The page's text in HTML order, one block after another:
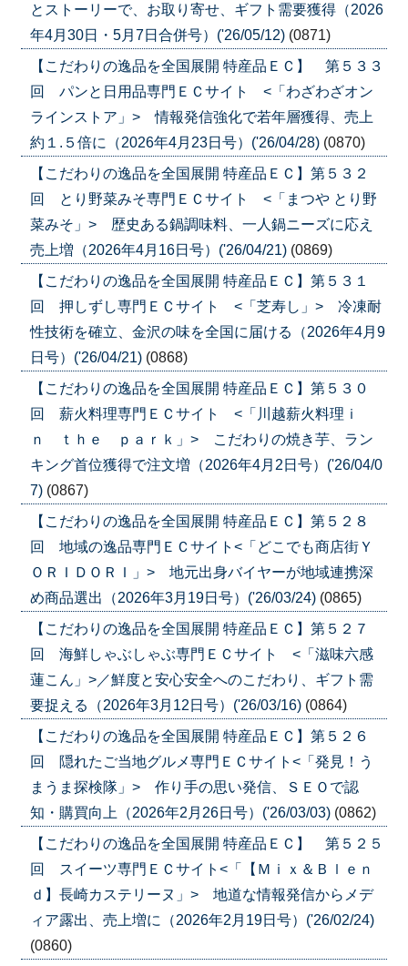
とストーリーで、お取り寄せ、ギフト需要獲得（2026
年4月30日・5月7日合併号）('26/05/12) (0871)
【こだわりの逸品を全国展開 特産品ＥＣ】 第５３３
回 パンと日用品専門ＥＣサイト <「わざわざオン
ラインストア」> 情報発信強化で若年層獲得、売上
約１.５倍に（2026年4月23日号）('26/04/28) (0870)
【こだわりの逸品を全国展開 特産品ＥＣ】第５３２
回 とり野菜みそ専門ＥＣサイト <「まつや とり野
菜みそ」> 歴史ある鍋調味料、一人鍋ニーズに応え
売上増（2026年4月16日号）('26/04/21) (0869)
【こだわりの逸品を全国展開 特産品ＥＣ】第５３１
回 押しずし専門ＥＣサイト <「芝寿し」> 冷凍耐
性技術を確立、金沢の味を全国に届ける（2026年4月9
日号）('26/04/21) (0868)
【こだわりの逸品を全国展開 特産品ＥＣ】第５３０
回 薪火料理専門ＥＣサイト <「川越薪火料理ｉ
ｎ ｔｈｅ ｐａｒｋ」> こだわりの焼き芋、ラン
キング首位獲得で注文増（2026年4月2日号）('26/04/0
7) (0867)
【こだわりの逸品を全国展開 特産品ＥＣ】第５２８
回 地域の逸品専門ＥＣサイト<「どこでも商店街Ｙ
ＯＲＩＤＯＲＩ」> 地元出身バイヤーが地域連携深
め商品選出（2026年3月19日号）('26/03/24) (0865)
【こだわりの逸品を全国展開 特産品ＥＣ】第５２７
回 海鮮しゃぶしゃぶ専門ＥＣサイト <「滋味六感
蓮こん」>／鮮度と安心安全へのこだわり、ギフト需
要捉える（2026年3月12日号）('26/03/16) (0864)
【こだわりの逸品を全国展開 特産品ＥＣ】第５２６
回 隠れたご当地グルメ専門ＥＣサイト<「発見！う
まうま探検隊」> 作り手の思い発信、ＳＥＯで認
知・購買向上（2026年2月26日号）('26/03/03) (0862)
【こだわりの逸品を全国展開 特産品ＥＣ】 第５２５
回 スイーツ専門ＥＣサイト<「【Ｍｉｘ＆Ｂｌｅｎ
ｄ】長崎カステリーヌ」> 地道な情報発信からメデ
ィア露出、売上増に（2026年2月19日号）('26/02/24)
(0860)